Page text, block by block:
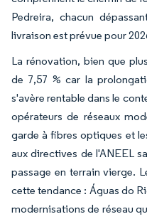
Pedreira, chacun
livraison est prévue pour
La rénovation, bien que
de 7,57 % car la
s'avère rentable dans le
opérateurs de réseaux
garde à fibres optiques et
aux directives de l'ANEEL
passage en terrain vierge.
cette tendance : Águas do
modernisations de réseau